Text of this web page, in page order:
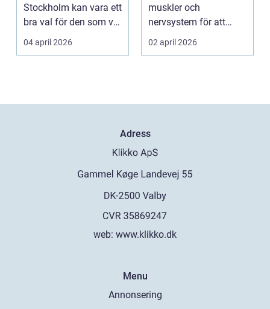
Stockholm kan vara ett
bra val för den som vill
träffa en erfaren
specia...
04 april 2026
muskler och
nervsystem för att
minska smärta, f...
02 april 2026
Adress
web: www.klikko.dk
Menu
Annonsering